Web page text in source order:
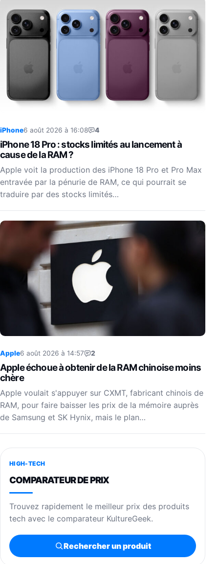
iPhone6 août 2026 à 16:08 4
iPhone 18 Pro : stocks limités au lancement à
cause de la RAM ?
Apple voit la production des iPhone 18 Pro et Pro Max
entravée par la pénurie de RAM, ce qui pourrait se
traduire par des stocks limités…
Apple6 août 2026 à 14:57 2
Apple échoue à obtenir de la RAM chinoise moins
chère
Apple voulait s'appuyer sur CXMT, fabricant chinois de
RAM, pour faire baisser les prix de la mémoire auprès
de Samsung et SK Hynix, mais le plan…
HIGH-TECH
COMPARATEUR DE PRIX
Trouvez rapidement le meilleur prix des produits
tech avec le comparateur KultureGeek.
Rechercher un produit